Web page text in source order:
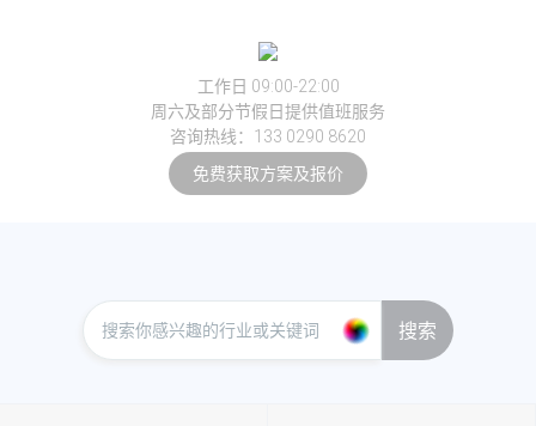
工作日 09:00-22:00
周六及部分节假日提供值班服务
咨询热线：133 0290 8620
免费获取方案及报价
搜索